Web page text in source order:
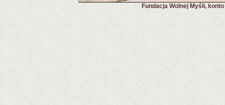
Fundacja Wolnej Myśli,